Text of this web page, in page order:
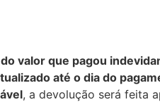
valor que pagou
até o dia do
, a devolução será feita